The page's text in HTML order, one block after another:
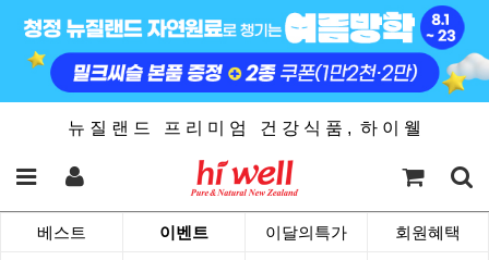
뉴 질 랜 드 프 리 미 엄 건 강 식 품 , 하 이 웰
베스트 이벤트 이달의특가 회원혜택